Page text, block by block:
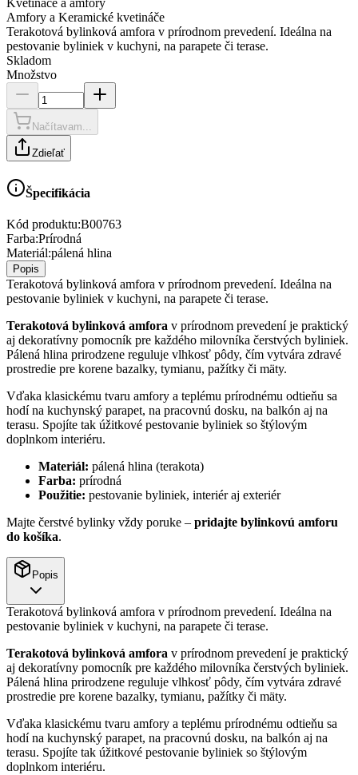
Amfory a Keramické kvetináče
Terakotová bylinková amfora v prírodnom prevedení. Ideálna na
pestovanie byliniek v kuchyni, na parapete či terase.
Skladom
Množstvo
Načítavam...
Zdieľať
Špecifikácia
Kód produktu:B00763
Farba:Prírodná
Materiál:pálená hlina
Popis
Terakotová bylinková amfora v prírodnom prevedení. Ideálna na
pestovanie byliniek v kuchyni, na parapete či terase.
Terakotová bylinková amfora v prírodnom prevedení je praktický
aj dekoratívny pomocník pre každého milovníka čerstvých byliniek.
Pálená hlina prirodzene reguluje vlhkosť pôdy, čím vytvára zdravé
prostredie pre korene bazalky, tymianu, pažítky či mäty.
Vďaka klasickému tvaru amfory a teplému prírodnému odtieňu sa
hodí na kuchynský parapet, na pracovnú dosku, na balkón aj na
terasu. Spojíte tak úžitkové pestovanie byliniek so štýlovým
doplnkom interiéru.
Materiál: pálená hlina (terakota)
Farba: prírodná
Použitie: pestovanie byliniek, interiér aj exteriér
Majte čerstvé bylinky vždy poruke – pridajte bylinkovú amforu
do košíka.
Popis
Terakotová bylinková amfora v prírodnom prevedení. Ideálna na
pestovanie byliniek v kuchyni, na parapete či terase.
Terakotová bylinková amfora v prírodnom prevedení je praktický
aj dekoratívny pomocník pre každého milovníka čerstvých byliniek.
Pálená hlina prirodzene reguluje vlhkosť pôdy, čím vytvára zdravé
prostredie pre korene bazalky, tymianu, pažítky či mäty.
Vďaka klasickému tvaru amfory a teplému prírodnému odtieňu sa
hodí na kuchynský parapet, na pracovnú dosku, na balkón aj na
terasu. Spojíte tak úžitkové pestovanie byliniek so štýlovým
doplnkom interiéru.